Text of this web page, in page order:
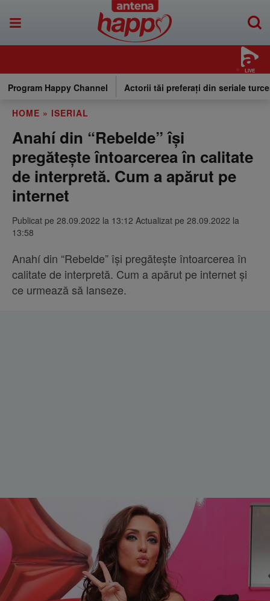
LIVE
Program Happy Channel Actorii tăi preferați din seriale
HOME » ISERIAL
Anahí din “Rebelde” își
pregătește întoarcerea în calitate
de interpretă. Cum a apărut pe
internet
Publicat pe 28.09.2022 la 13:12 Actualizat pe 28.09.2022 la
13:58
Anahí din “Rebelde” își pregătește întoarcerea în
calitate de interpretă. Cum a apărut pe internet și
ce urmează să lanseze.